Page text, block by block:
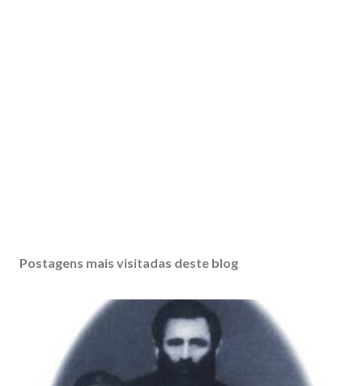
Postagens mais visitadas deste blog